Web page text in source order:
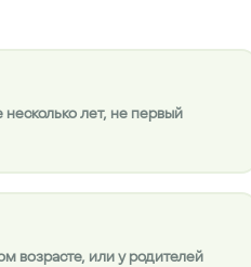
лет, не первый
возрасте, или у родителей